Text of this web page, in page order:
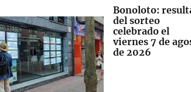
Bonoloto:
del sorteo
celebrado el
viernes 7 de
de 2026